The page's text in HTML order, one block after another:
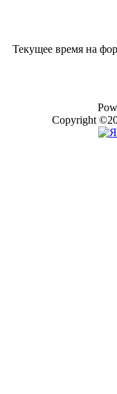
Текущее время на
Copyright